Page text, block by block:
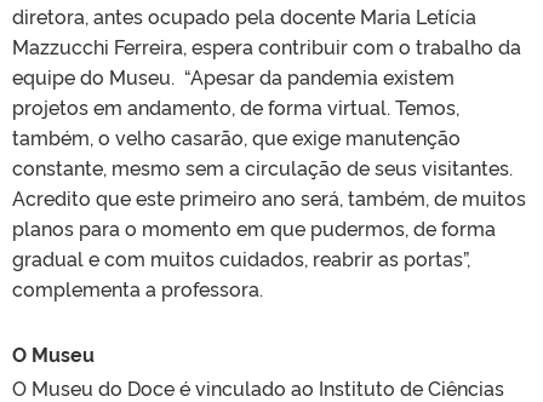
diretora, antes ocupado pela docente Maria Letícia
Mazzucchi Ferreira, espera contribuir com o trabalho da
equipe do Museu. “Apesar da pandemia existem
projetos em andamento, de forma virtual. Temos,
também, o velho casarão, que exige manutenção
constante, mesmo sem a circulação de seus visitantes.
Acredito que este primeiro ano será, também, de muitos
planos para o momento em que pudermos, de forma
gradual e com muitos cuidados, reabrir as portas”,
complementa a professora.
O Museu
O Museu do Doce é vinculado ao Instituto de Ciências